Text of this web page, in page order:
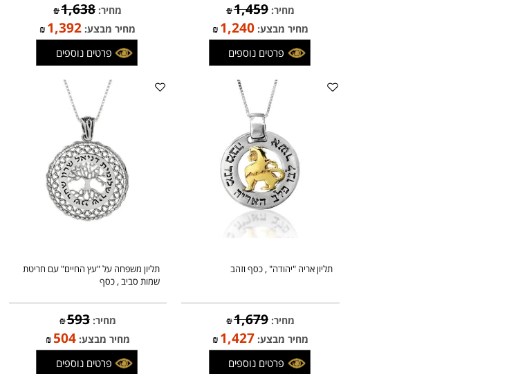
טבעת "תיקון חוה" , 5 מתכות , כסף וזהב
מחיר: ₪ 1,459
מחיר מבצע: ₪ 1,240
פרטים נוספים
טבעת "רפאל" , חמש מתכות , משובצת
מחיר: ₪1,638
מחיר מבצע: ₪1,392
פרטים נוספים
תליון משפחה על "עץ החיים" עם חריטת
שמות סביב , כסף